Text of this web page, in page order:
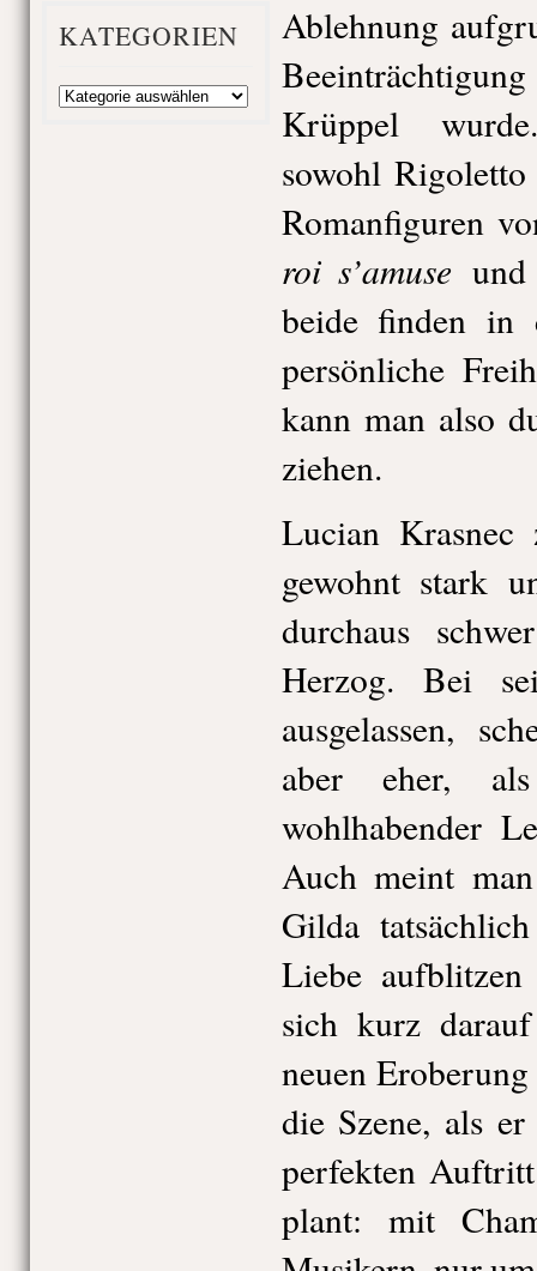
KATEGORIEN
Kategorien
Ablehnung
Krüppel
sowohl
Romanfiguren
roi s’amuse
beide finden in
persönliche
kann man also
ziehen.
Lucian
gewohnt stark
durchaus
Herzog. Bei
ausgelassen,
aber eher,
wohlhabender
Auch meint
Gilda
Liebe
sich kurz
neuen
die Szene, als
perfekten
plant: mit